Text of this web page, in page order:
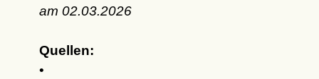
am 02.03.2026
Quellen:
•